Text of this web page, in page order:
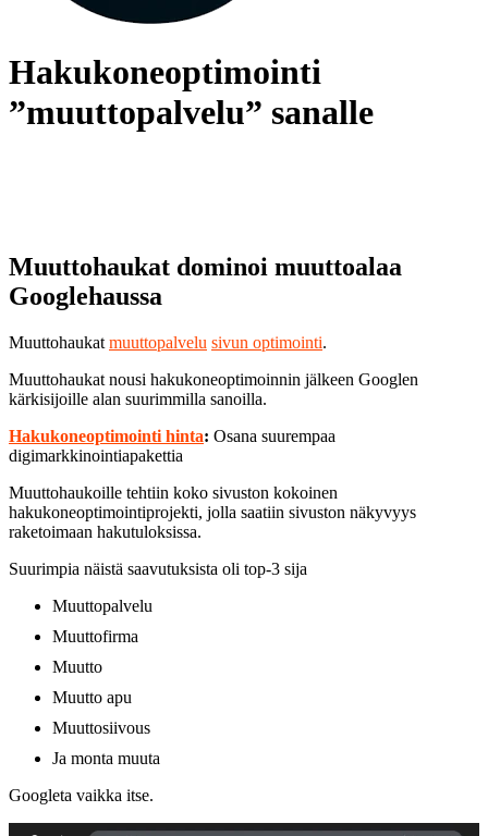
Hakukoneoptimointi
”muuttopalvelu” sanalle
Muuttohaukat dominoi muuttoalaa
Googlehaussa
Muuttohaukat muuttopalvelu sivun optimointi.
Muuttohaukat nousi hakukoneoptimoinnin jälkeen Googlen
kärkisijoille alan suurimmilla sanoilla.
Hakukoneoptimointi hinta: Osana suurempaa
digimarkkinointiapakettia
Muuttohaukoille tehtiin koko sivuston kokoinen
hakukoneoptimointiprojekti, jolla saatiin sivuston näkyvyys
raketoimaan hakutuloksissa.
Suurimpia näistä saavutuksista oli top-3 sija
Muuttopalvelu
Muuttofirma
Muutto
Muutto apu
Muuttosiivous
Ja monta muuta
Googleta vaikka itse.